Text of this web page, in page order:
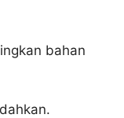
bahan